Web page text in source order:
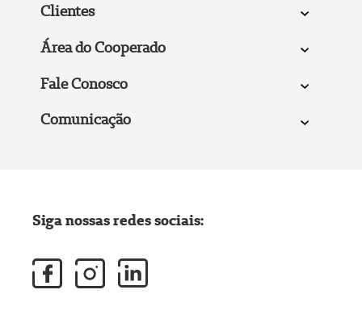
Clientes
Área do Cooperado
Fale Conosco
Comunicação
Siga nossas redes sociais: